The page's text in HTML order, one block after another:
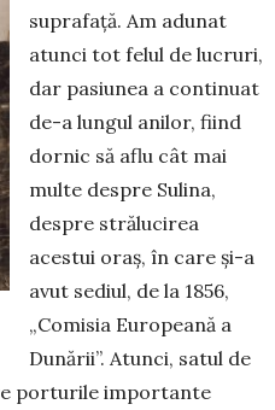
suprafață. Am adunat
atunci tot felul de lucruri,
dar pasiunea a con­tinuat
de-a lungul anilor, fiind
dornic să aflu cât mai
multe despre Sulina,
despre strălucirea
acestui oraș, în care și-a
avut sediul, de la 1856,
„Co­misia Europeană a
Dunării”. Atunci, satul de
porturile importante